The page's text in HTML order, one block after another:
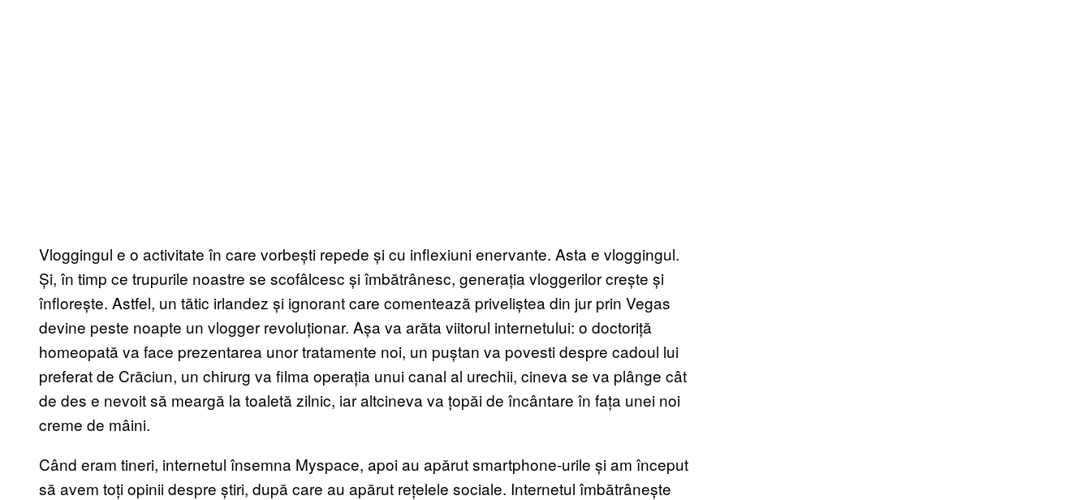
Vloggingul e o activitate în care vorbești repede și cu inflexiuni enervante. Asta e vloggingul.
Și, în timp ce trupurile noastre se scofâlcesc și îmbătrânesc, generația vloggerilor crește și
înflorește. Astfel, un tătic irlandez și ignorant care comentează priveliștea din jur prin Vegas
devine peste noapte un vlogger revoluționar. Așa va arăta viitorul internetului: o doctoriță
homeopată va face prezentarea unor tratamente noi, un puștan va povesti despre cadoul lui
preferat de Crăciun, un chirurg va filma operația unui canal al urechii, cineva se va plânge cât
de des e nevoit să meargă la toaletă zilnic, iar altcineva va țopăi de încântare în fața unei noi
creme de mâini.
Când eram tineri, internetul însemna Myspace, apoi au apărut smartphone-urile și am început
să avem toți opinii despre știri, după care au apărut rețelele sociale. Internetul îmbătrânește